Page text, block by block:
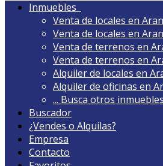
Inmuebles
Venta de locales en
Venta de locales en
Venta de terrenos en
Venta de terrenos en
Alquiler de locales en
Alquiler de oficinas en
... Busca otros
Buscador
¿Vendes o Alquilas?
Empresa
Contacto